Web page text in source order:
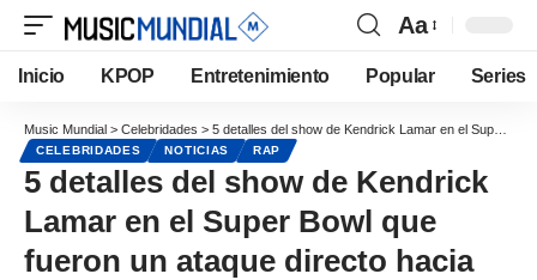
Aa
Inicio KPOP Entretenimiento Popular Series
Music Mundial > Celebridades > 5 detalles del show de Kendrick Lamar en el Super Bowl que fueron un ataque directo hacia Drake
CELEBRIDADES NOTICIAS RAP
5 detalles del show de Kendrick
Lamar en el Super Bowl que
fueron un ataque directo hacia